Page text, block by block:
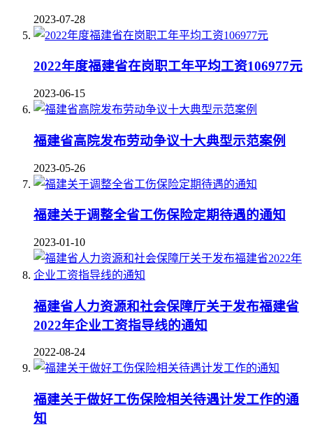
2023-07-28
2022年度福建省在岗职工年平均工资106977元
2023-06-15
福建省高院发布劳动争议十大典型示范案例
2023-05-26
福建关于调整全省工伤保险定期待遇的通知
2023-01-10
福建省人力资源和社会保障厅关于发布福建省
2022年企业工资指导线的通知
2022-08-24
福建关于做好工伤保险相关待遇计发工作的通
知